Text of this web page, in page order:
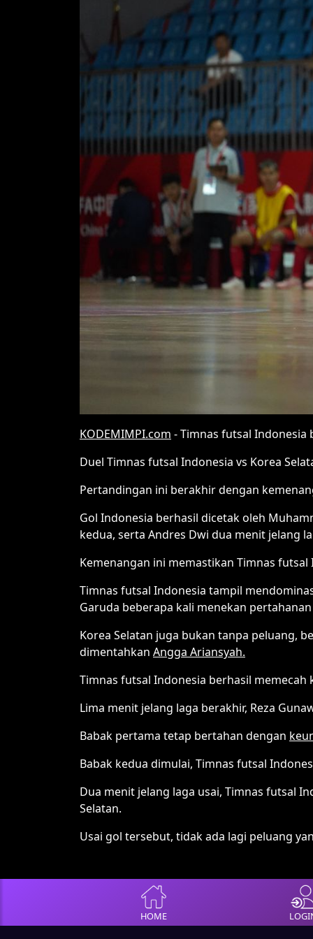
KODEMIMPI.com - Timnas futsal Indonesia
Duel Timnas futsal Indonesia vs Korea
Pertandingan ini berakhir dengan
Gol Indonesia berhasil dicetak oleh
kedua, serta Andres Dwi dua menit jelang
Kemenangan ini memastikan Timnas
Timnas futsal Indonesia tampil
Garuda beberapa kali menekan
Korea Selatan juga bukan tanpa peluang,
dimentahkan Angga Ariansyah.
Timnas futsal Indonesia berhasil
Lima menit jelang laga berakhir, Reza
Babak pertama tetap bertahan dengan
Babak kedua dimulai, Timnas futsal
Dua menit jelang laga usai, Timnas futsal
Selatan.
Usai gol tersebut, tidak ada lagi peluang
HOME